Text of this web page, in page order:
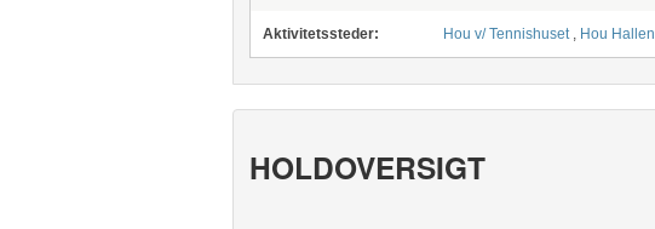
Aktivitetssteder: Hou v/ Tennishuset , Hou Hallen
HOLDOVERSIGT